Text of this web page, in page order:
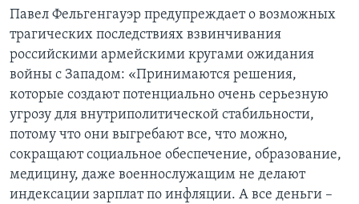
Павел Фельгенгауэр предупреждает о возможных
трагических последствиях взвинчивания
российскими армейскими кругами ожидания
войны с Западом: «Принимаются решения,
которые создают потенциально очень серьезную
угрозу для внутриполитической стабильности,
потому что они выгребают все, что можно,
сокращают социальное обеспечение, образование,
медицину, даже военнослужащим не делают
индексации зарплат по инфляции. А все деньги –